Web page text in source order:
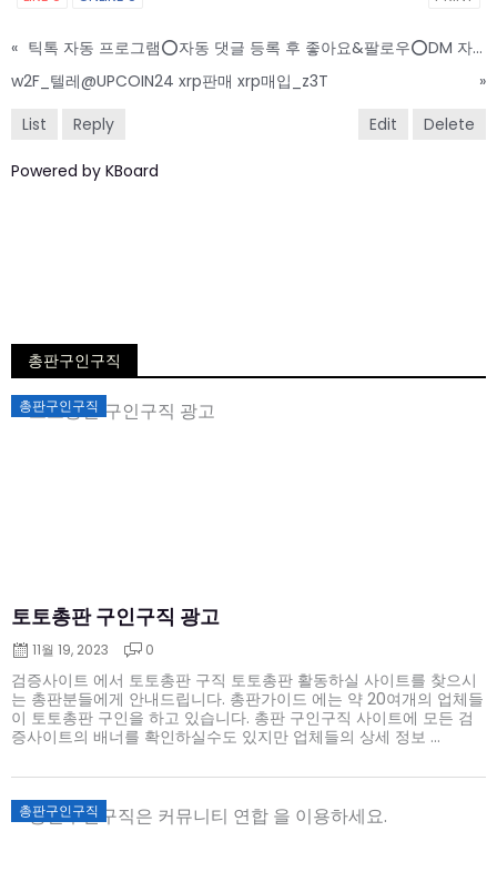
«
틱톡 자동 프로그램⭕자동 댓글 등록 후 좋아요&팔로우⭕DM 자동화 발송⭕릴스 업로드
w2F_텔레@UPCOIN24 xrp판매 xrp매입_z3T
»
List
Reply Edit Delete
Powered by KBoard
총판구인구직
총판구인구직
토토총판 구인구직 광고
Posted
on
11월 19, 2023 0
검증사이트 에서 토토총판 구직 토토총판 활동하실 사이트를 찾으시
는 총판분들에게 안내드립니다. 총판가이드 에는 약 20여개의 업체들
이 토토총판 구인을 하고 있습니다. 총판 구인구직 사이트에 모든 검
증사이트의 배너를 확인하실수도 있지만 업체들의 상세 정보 ...
총판구인구직
Posted
on